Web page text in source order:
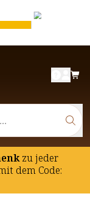
zu jeder
dem Code: